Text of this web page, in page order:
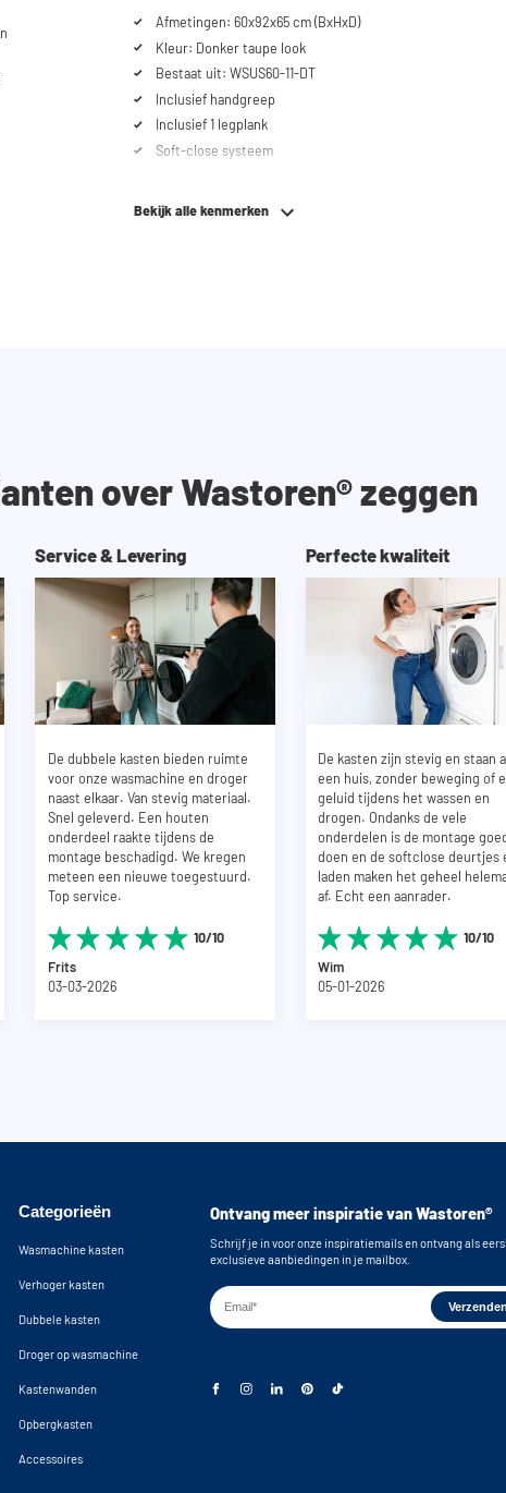
Afmetingen: 60x92x65 cm (BxHxD)
Kleur: Donker taupe look
Bestaat uit: WSUS60-11-DT
Inclusief handgreep
Inclusief 1 legplank
Soft-close systeem
Kleur uitschuifbare delen: Antraciet
Bekijk alle kenmerken
over Wastoren® zeggen
Service & Levering
De dubbele kasten bieden ruimte
voor onze wasmachine en droger
naast elkaar. Van stevig materiaal.
Snel geleverd. Een houten
onderdeel raakte tijdens de
montage beschadigd. We kregen
meteen een nieuwe toegestuurd.
Top service.
10/10
Frits
03-03-2026
Perfecte kwaliteit
De kasten zijn stevig en staan
een huis, zonder beweging of
geluid tijdens het wassen en
drogen. Ondanks de vele
onderdelen is de montage
doen en de softclose deurtjes
laden maken het geheel
af. Echt een aanrader.
10/10
Wim
05-01-2026
Categorieën
Wasmachine kasten
Verhoger kasten
Dubbele kasten
Droger op wasmachine
Kastenwanden
Opbergkasten
Accessoires
Ontvang meer inspiratie van Wastoren®
Schrijf je in voor onze inspiratiemails en ontvang als
exclusieve aanbiedingen in je mailbox.